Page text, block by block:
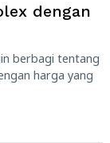
dengan
berbagi tentang
harga yang